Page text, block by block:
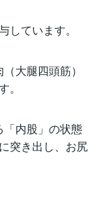
ています。
大腿四頭筋）
内股」の状態
突き出し、お尻